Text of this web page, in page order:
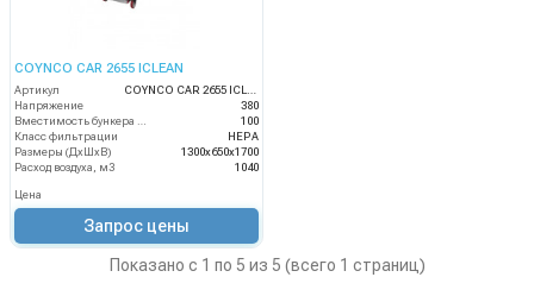
COYNCO CAR 2655 ICLEAN
Артикул
COYNCO CAR 2655 ICLEAN
Напряжение
380
Вместимость бункера (л)
100
Класс фильтрации
HEPA
Размеры (ДхШхВ)
1300х650х1700
Расход воздуха, м3
1040
Цена
Запрос цены
Показано с 1 по 5 из 5 (всего 1 страниц)